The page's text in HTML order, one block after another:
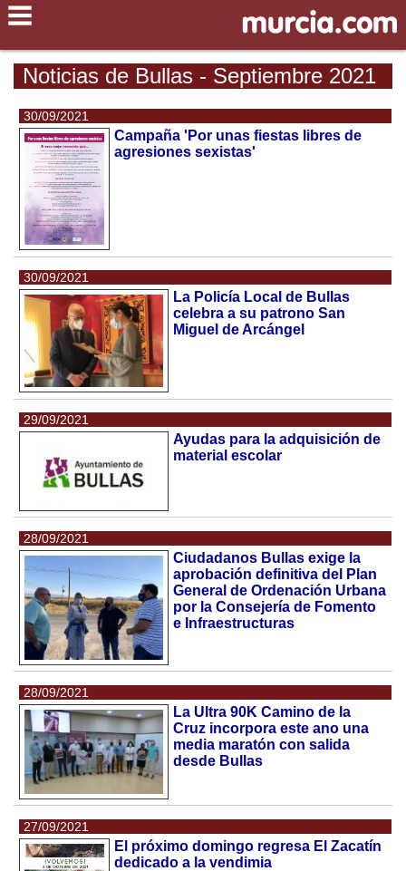
Noticias de Bullas - Septiembre 2021
30/09/2021
Campaña 'Por unas fiestas libres de
agresiones sexistas'
30/09/2021
La Policía Local de Bullas
celebra a su patrono San
Miguel de Arcángel
29/09/2021
Ayudas para la adquisición de
material escolar
28/09/2021
Ciudadanos Bullas exige la
aprobación definitiva del Plan
General de Ordenación Urbana
por la Consejería de Fomento
e Infraestructuras
28/09/2021
La Ultra 90K Camino de la
Cruz incorpora este ano una
media maratón con salida
desde Bullas
27/09/2021
El próximo domingo regresa El Zacatín
dedicado a la vendimia